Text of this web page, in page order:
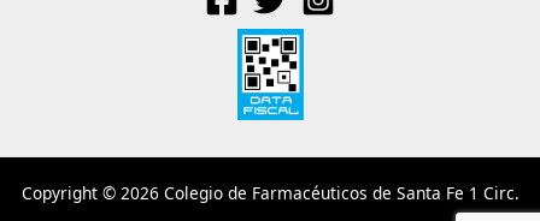
Copyright © 2026 Colegio de Farmacéuticos de Santa Fe 1 Circ.